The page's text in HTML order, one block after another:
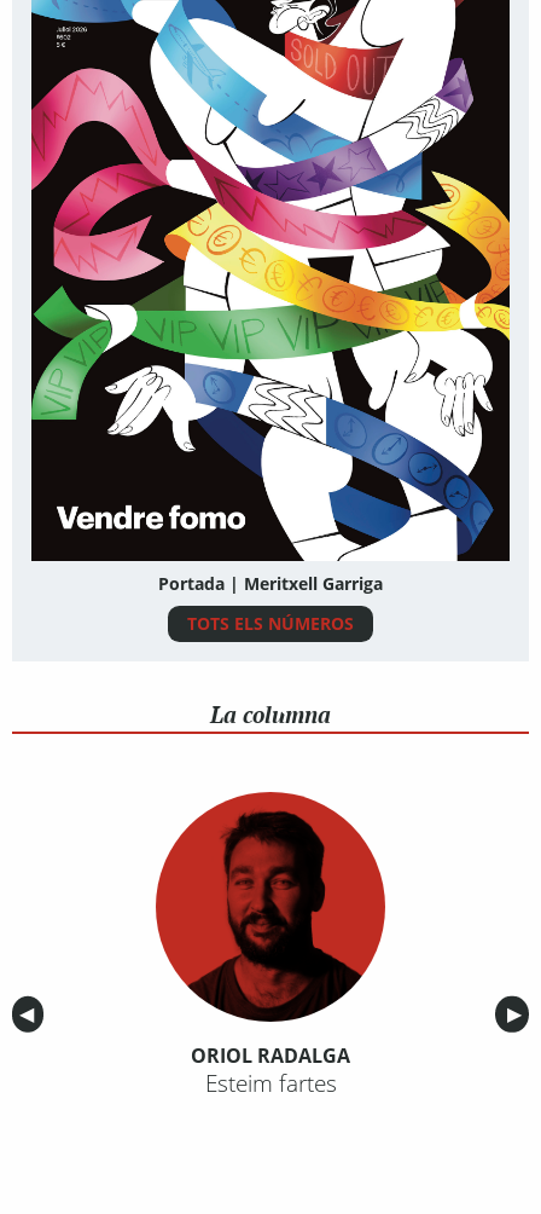
Portada | Meritxell Garriga
TOTS ELS NÚMEROS
La columna
Anterior
◀︎ ▶︎
ORIOL RADALGA
Esteim fartes